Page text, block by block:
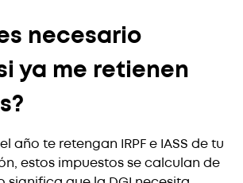
necesario
ya me retienen
año te retengan IRPF e IASS de tu
estos impuestos se calculan de